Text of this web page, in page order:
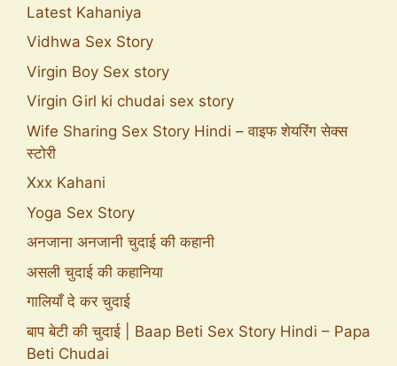
Latest Kahaniya
Vidhwa Sex Story
Virgin Boy Sex story
Virgin Girl ki chudai sex story
Wife Sharing Sex Story Hindi – वाइफ शेयरिंग सेक्स
स्टोरी
Xxx Kahani
Yoga Sex Story
अनजाना अनजानी चुदाई की कहानी
असली चुदाई की कहानिया
गालियाँ दे कर चुदाई
बाप बेटी की चुदाई | Baap Beti Sex Story Hindi – Papa
Beti Chudai